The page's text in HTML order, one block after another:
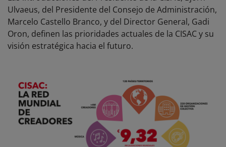
Ulvaeus, del Presidente del Consejo de Administración,
Marcelo Castello Branco, y del Director General, Gadi
Oron, definen las prioridades actuales de la CISAC y su
visión estratégica hacia el futuro.